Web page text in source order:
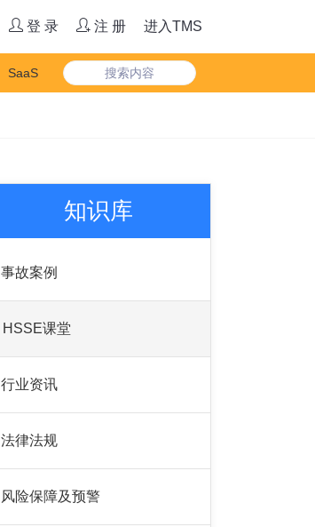
登 录 注 册 进入TMS
SaaS
知识库
事故案例
HSSE课堂
行业资讯
法律法规
风险保障及预警